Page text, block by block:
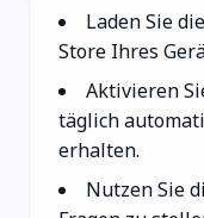
Laden Sie
Store Ihres
Aktivieren
täglich
erhalten.
Nutzen Sie